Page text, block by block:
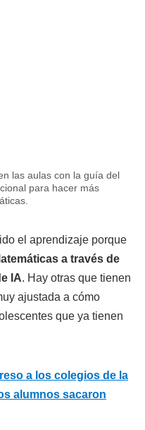
las aulas con la guía del
para hacer más
el aprendizaje porque
a través de
IA. Hay otras que tienen
ajustada a cómo
que ya tienen
a los colegios de la
alumnos sacaron